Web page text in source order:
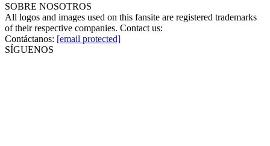
SOBRE NOSOTROS
All logos and images used on this fansite are registered trademarks
of their respective companies. Contact us:
Contáctanos: [email protected]
SÍGUENOS